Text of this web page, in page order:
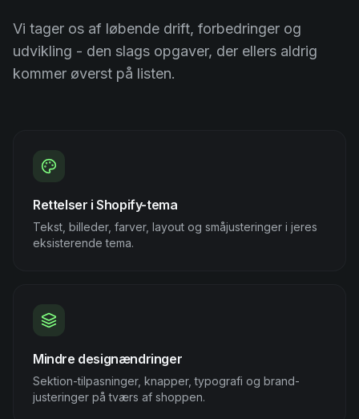
Vi tager os af løbende drift, forbedringer og
udvikling - den slags opgaver, der ellers aldrig
kommer øverst på listen.
Rettelser i Shopify-tema
Tekst, billeder, farver, layout og småjusteringer i jeres
eksisterende tema.
Mindre designændringer
Sektion-tilpasninger, knapper, typografi og brand-
justeringer på tværs af shoppen.